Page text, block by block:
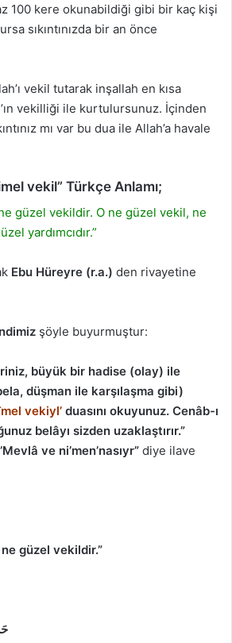
100 kere okunabildiği gibi bir kaç kişi
sıkıntınızda bir an önce
vekil tutarak inşallah en kısa
vekilliği ile kurtulursunuz. İçinden
mı var bu dua ile Allah’a havale
vekil” Türkçe Anlamı;
güzel vekildir. O ne güzel vekil, ne
yardımcıdır.”
Ebu Hüreyre (r.a.) den rivayetine
şöyle buyurmuştur:
büyük bir hadise (olay) ile
düşman ile karşılaşma gibi)
vekiyl’ duasını okuyunuz. Cenâb-ı
belâyı sizden uzaklaştırır.”
ve ni’men’nasıyr” diye ilave
güzel vekildir.”